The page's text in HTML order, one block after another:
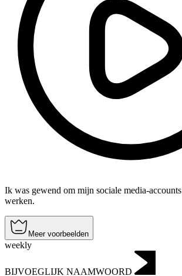
Ik was gewend om mijn sociale media-accounts
werken.
Meer voorbeelden
weekly
BIJVOEGLIJK NAAMWOORD